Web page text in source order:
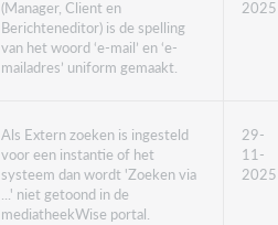
(Manager, Client en
Berichteneditor) is de spelling
van het woord ‘e-mail’ en ‘e-
mailadres’ uniform gemaakt.
2025
Als Extern zoeken is ingesteld
voor een instantie of het
systeem dan wordt 'Zoeken via
...' niet getoond in de
mediatheekWise portal.
29-
11-
2025